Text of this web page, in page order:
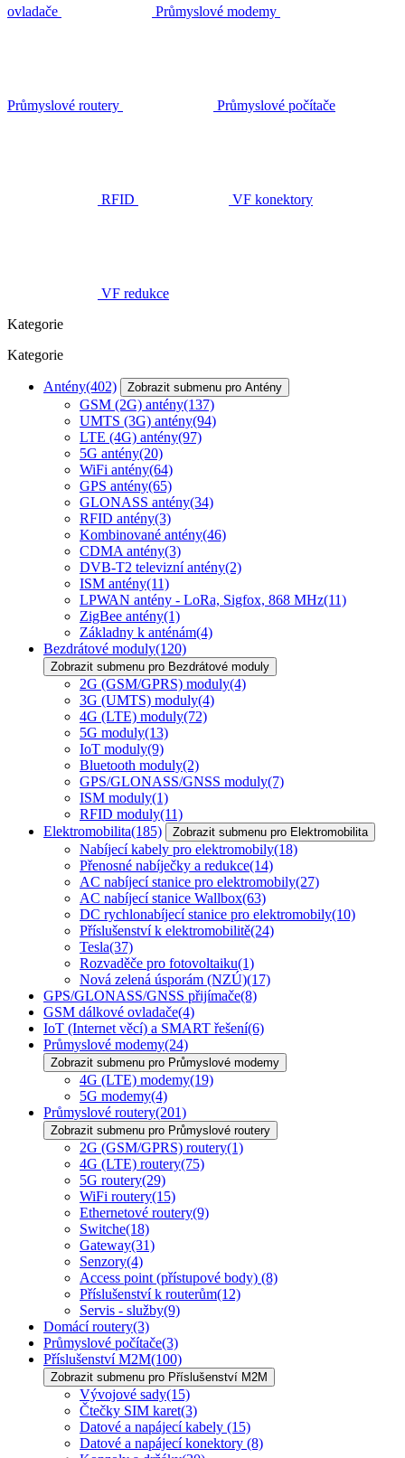
ovladače Průmyslové modemy
Průmyslové routery Průmyslové počítače
RFID VF konektory
VF redukce
Kategorie
Kategorie
Antény(402) Zobrazit submenu pro Antény
GSM (2G) antény(137)
UMTS (3G) antény(94)
LTE (4G) antény(97)
5G antény(20)
WiFi antény(64)
GPS antény(65)
GLONASS antény(34)
RFID antény(3)
Kombinované antény(46)
CDMA antény(3)
DVB-T2 televizní antény(2)
ISM antény(11)
LPWAN antény - LoRa, Sigfox, 868 MHz(11)
ZigBee antény(1)
Základny k anténám(4)
Bezdrátové moduly(120)
Zobrazit submenu pro Bezdrátové moduly
2G (GSM/GPRS) moduly(4)
3G (UMTS) moduly(4)
4G (LTE) moduly(72)
5G moduly(13)
IoT moduly(9)
Bluetooth moduly(2)
GPS/GLONASS/GNSS moduly(7)
ISM moduly(1)
RFID moduly(11)
Elektromobilita(185) Zobrazit submenu pro Elektromobilita
Nabíjecí kabely pro elektromobily(18)
Přenosné nabíječky a redukce(14)
AC nabíjecí stanice pro elektromobily(27)
AC nabíjecí stanice Wallbox(63)
DC rychlonabíjecí stanice pro elektromobily(10)
Příslušenství k elektromobilitě(24)
Tesla(37)
Rozvaděče pro fotovoltaiku(1)
Nová zelená úsporám (NZÚ)(17)
GPS/GLONASS/GNSS přijímače(8)
GSM dálkové ovladače(4)
IoT (Internet věcí) a SMART řešení(6)
Průmyslové modemy(24)
Zobrazit submenu pro Průmyslové modemy
4G (LTE) modemy(19)
5G modemy(4)
Průmyslové routery(201)
Zobrazit submenu pro Průmyslové routery
2G (GSM/GPRS) routery(1)
4G (LTE) routery(75)
5G routery(29)
WiFi routery(15)
Ethernetové routery(9)
Switche(18)
Gateway(31)
Senzory(4)
Access point (přístupové body) (8)
Příslušenství k routerům(12)
Servis - služby(9)
Domácí routery(3)
Průmyslové počítače(3)
Příslušenství M2M(100)
Zobrazit submenu pro Příslušenství M2M
Vývojové sady(15)
Čtečky SIM karet(3)
Datové a napájecí kabely (15)
Datové a napájecí konektory (8)